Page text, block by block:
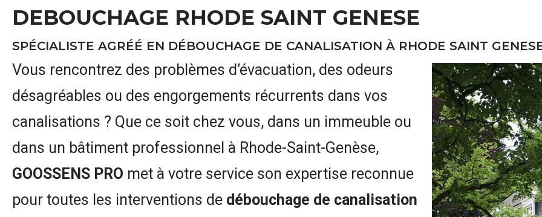
DEBOUCHAGE RHODE SAINT GENESE
SPÉCIALISTE AGRÉÉ EN DÉBOUCHAGE DE CANALISATION À RHODE SAINT
Vous rencontrez des problèmes d’évacuation, des odeurs
désagréables ou des engorgements récurrents dans vos
canalisations ? Que ce soit chez vous, dans un immeuble ou
dans un bâtiment professionnel à Rhode-Saint-Genèse,
GOOSSENS PRO met à votre service son expertise reconnue
pour toutes les interventions de débouchage de canalisation